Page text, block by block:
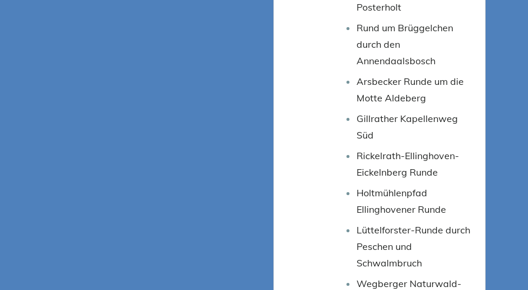
Posterholt
Rund um Brüggelchen
durch den
Annendaalsbosch
Arsbecker Runde um die
Motte Aldeberg
Gillrather Kapellenweg
Süd
Rickelrath-Ellinghoven-
Eickelnberg Runde
Holtmühlenpfad
Ellinghovener Runde
Lüttelforster-Runde durch
Peschen und
Schwalmbruch
Wegberger Naturwald-